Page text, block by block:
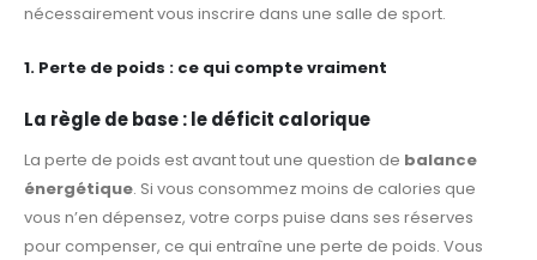
nécessairement vous inscrire dans une salle de sport.
1. Perte de poids : ce qui compte vraiment
La règle de base : le déficit calorique
La perte de poids est avant tout une question de balance
énergétique. Si vous consommez moins de calories que
vous n’en dépensez, votre corps puise dans ses réserves
pour compenser, ce qui entraîne une perte de poids. Vous